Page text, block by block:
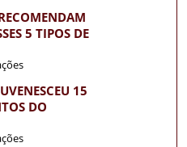
5 TIPOS DE
15
DO